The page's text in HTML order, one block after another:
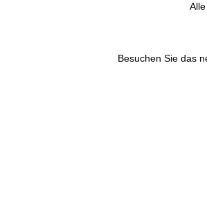
Besuchen Sie das